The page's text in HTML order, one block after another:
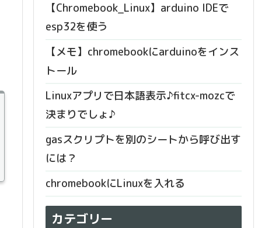
【Chromebook_Linux】arduino IDEで
esp32を使う
【メモ】chromebookにarduinoをインス
トール
Linuxアプリで日本語表示♪fitcx-mozcで
決まりでしょ♪
gasスクリプトを別のシートから呼び出す
には？
chromebookにLinuxを入れる
カテゴリー